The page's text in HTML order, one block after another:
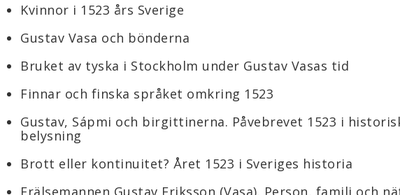
Kvinnor i 1523 års Sverige
Gustav Vasa och bönderna
Bruket av tyska i Stockholm under Gustav Vasas tid
Finnar och finska språket omkring 1523
Gustav, Sápmi och birgittinerna. Påvebrevet 1523 i
belysning
Brott eller kontinuitet? Året 1523 i Sveriges historia
Frälsemannen Gustav Eriksson (Vasa). Person, familj och